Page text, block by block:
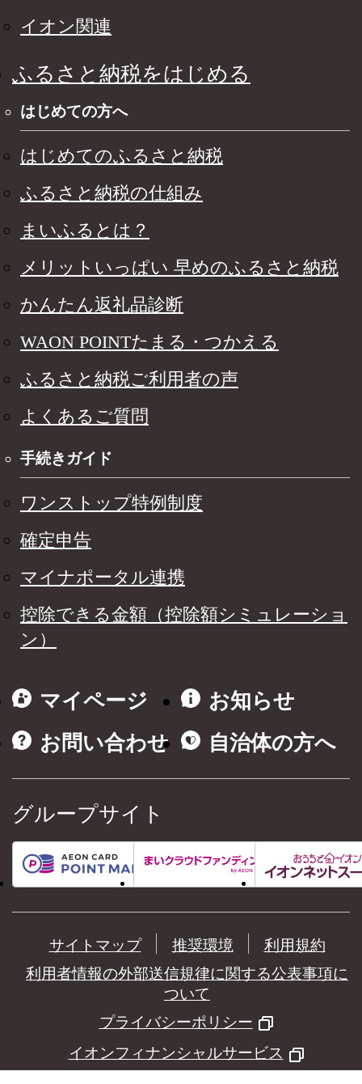
イオン関連
ふるさと納税をはじめる
はじめての方へ
はじめてのふるさと納税
ふるさと納税の仕組み
まいふるとは？
メリットいっぱい 早めのふるさと納税
かんたん返礼品診断
WAON POINTたまる・つかえる
ふるさと納税ご利用者の声
よくあるご質問
手続きガイド
ワンストップ特例制度
確定申告
マイナポータル連携
控除できる金額（控除額シミュレーショ
ン）
マイページ
お知らせ
お問い合わせ
自治体の方へ
グループサイト
サイトマップ 推奨環境
利用規約
利用者情報の外部送信規律に関する公表事項に
ついて
プライバシーポリシー
イオンフィナンシャルサービス